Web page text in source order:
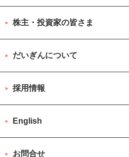
株主・投資家の皆さま
だいぎんについて
採用情報
English
お問合せ